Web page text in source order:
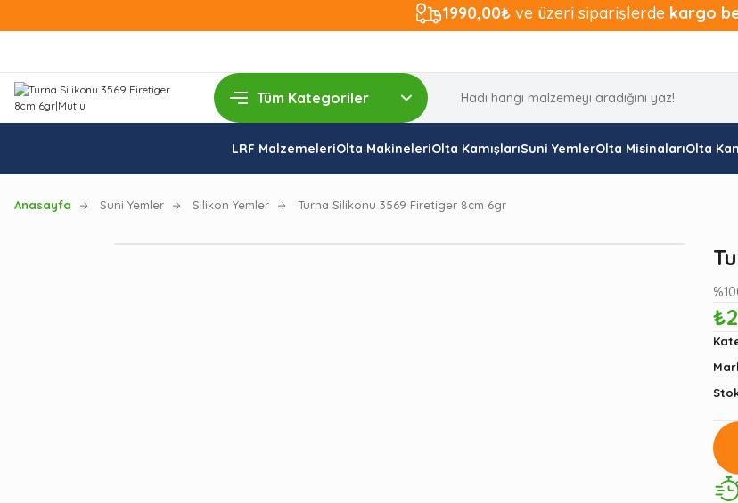
1990,00₺ ve üzeri siparişlerde kargo
LRF MalzemeleriOlta MakineleriOlta KamışlarıSuni YemlerOlta MisinalarıOlta
Anasayfa Suni Yemler Silikon Yemler Turna Silikonu 3569 Firetiger 8cm 6gr